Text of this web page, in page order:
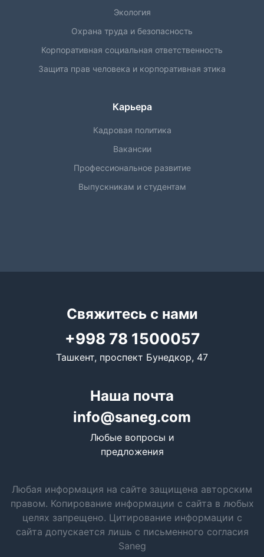
Экология
Охрана труда и безопасность
Корпоративная социальная ответственность
Защита прав человека и корпоративная этика
Карьера
Кадровая политика
Вакансии
Профессиональное развитие
Выпускникам и студентам
Свяжитесь с нами
+998 78 1500057
Ташкент, проспект Бунедкор, 47
Наша почта
info@saneg.com
Любые вопросы и
предложения
Любая информация на сайте защищена авторским
правом. Копирование информации с сайта в любых
целях запрещено. Цитирование информации с
сайта допускается лишь с письменного согласия
Saneg